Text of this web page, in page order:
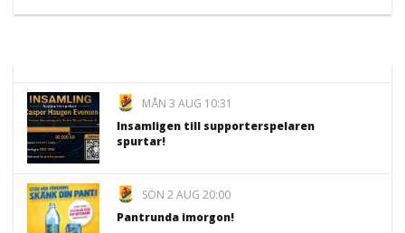
MÅN 3 AUG 10:31
Insamligen till supporterspelaren
spurtar!
SÖN 2 AUG 20:00
Pantrunda imorgon!